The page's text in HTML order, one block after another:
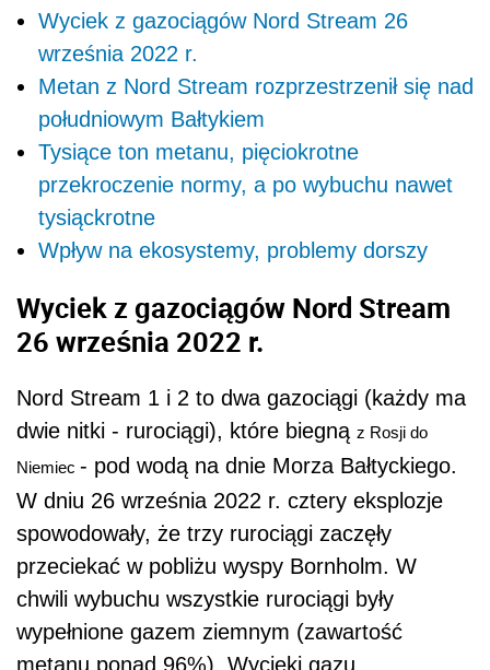
Wyciek z gazociągów Nord Stream 26
września 2022 r.
Metan z Nord Stream rozprzestrzenił się nad
południowym Bałtykiem
Tysiące ton metanu, pięciokrotne
przekroczenie normy, a po wybuchu nawet
tysiąckrotne
Wpływ na ekosystemy, problemy dorszy
Wyciek z gazociągów Nord Stream
26 września 2022 r.
Nord Stream 1 i 2 to dwa gazociągi (każdy ma
dwie nitki - rurociągi), które biegną z Rosji do
Niemiec - pod wodą na dnie Morza Bałtyckiego.
W dniu 26 września 2022 r. cztery eksplozje
spowodowały, że trzy rurociągi zaczęły
przeciekać w pobliżu wyspy Bornholm. W
chwili wybuchu wszystkie rurociągi były
wypełnione gazem ziemnym (zawartość
metanu ponad 96%). Wycieki gazu